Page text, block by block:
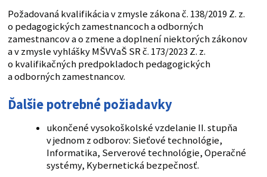
Požadovaná kvalifikácia v zmysle zákona č. 138/2019 Z. z.
o pedagogických zamestnancoch a odborných
zamestnancov a o zmene a doplnení niektorých zákonov
a v zmysle vyhlášky MŠVVaŠ SR č. 173/2023 Z. z.
o kvalifikačných predpokladoch pedagogických
a odborných zamestnancov.
Ďalšie potrebné požiadavky
ukončené vysokoškolské vzdelanie II. stupňa
v jednom z odborov: Sieťové technológie,
Informatika, Serverové technológie, Operačné
systémy, Kybernetická bezpečnosť.